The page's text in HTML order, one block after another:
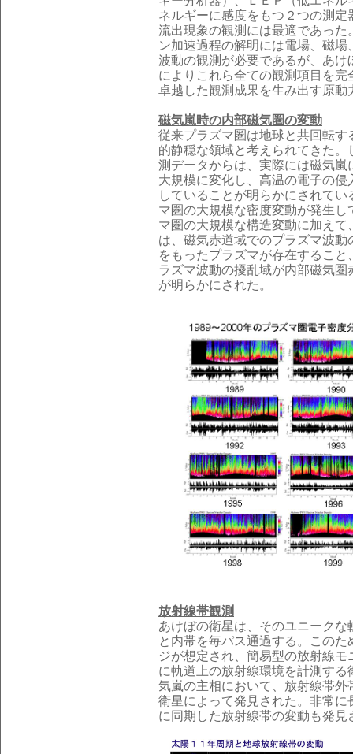
ネルギーに感度をもつ２つの測
流出現象の観測には最適であっ
ン加速過程の解明には電場、磁
波動の観測が必要であるが、あ
によりこれら全ての観測項目を
卓越した観測成果を生み出す原動
磁気嵐時の内部磁気圏の変動
従来プラズマ圏は地球と共回転
的静穏な領域と考えられてきた
測データからは、実際には磁気
大規模に変化し、高温の電子の
していることが明らかにされて
マ圏の大規模な密度変動が発生
マ圏の大規模な構造変動に加え
は、磁気赤道域でのプラズマ波
をもったプラズマが存在するこ
ラズマ波動の擾乱域が内部磁気
が明らかにされた。
放射線帯観測
あけぼの衛星は、そのユニーク
と内帯を毎パス通過する。この
ジが想定され、簡易型の放射線
に軌道上の放射線環境を計測す
気嵐の主相において、放射線帯
衛星によって発見された。非常
に同期した放射線帯の変動も発見